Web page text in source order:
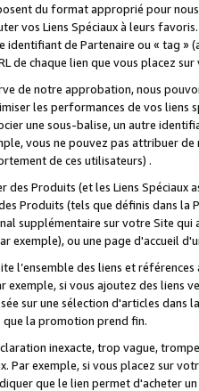
du format approprié pour
vos Liens Spéciaux à leurs
identifiant de Partenaire ou « tag
de chaque lien que vous placez
de notre approbation, nous
les performances de vos liens
une sous-balise, un autre
vous ne pouvez pas attribuer
de ces utilisateurs) .
des Produits (et les Liens
Produits (tels que définis dans
supplémentaire sur votre Site qui
exemple), ou une page d'accueil
l’ensemble des liens et
exemple, si vous ajoutez des
sur une sélection d'articles
la promotion prend fin.
inexacte, trop vague,
Par exemple, si vous placez sur
que le lien permet d'acheter